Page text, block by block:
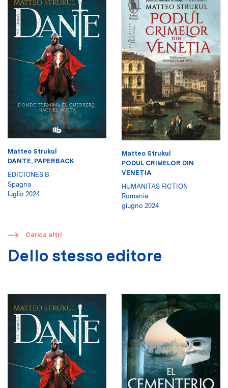
Matteo Strukul
DANTE, PAPERBACK
EDICIONES B
Spagna
luglio 2024
Matteo Strukul
PODUL CRIMELOR DIN
VENEŢIA
HUMANITAS FICTION
Romania
giugno 2024
​ Carica altri
Dello stesso editore